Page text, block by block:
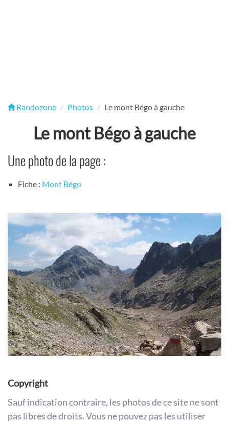
Randozone Photos Le mont Bégo à gauche
Le mont Bégo à gauche
Une photo de la page :
Fiche : Mont Bégo
Copyright
Sauf indication contraire, les photos de ce site ne sont
pas libres de droits. Vous ne pouvez pas les utiliser